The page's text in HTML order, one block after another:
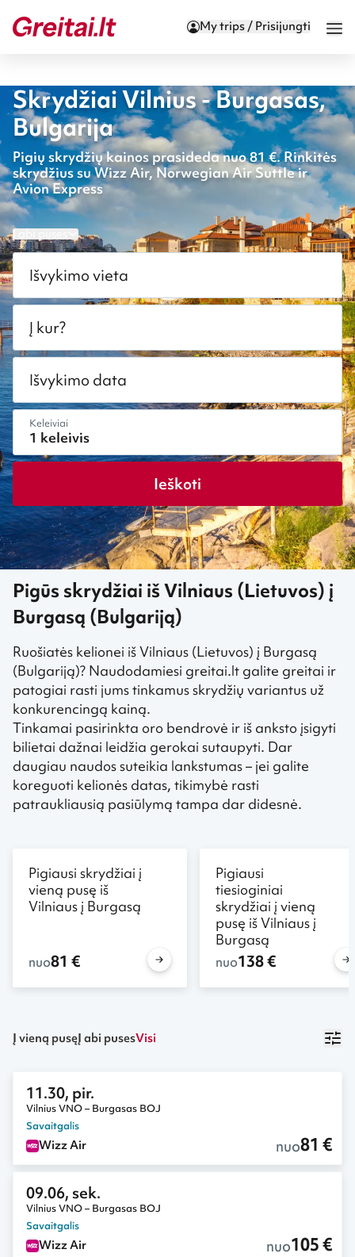
My trips / Prisijungti
Skrydžiai Vilnius - Burgasas,
Bulgarija
Pigių skrydžių kainos prasideda nuo 81 €. Rinkitės
skrydžius su Wizz Air, Norwegian Air Suttle ir
Avion Express
Į abi puses
Išvykimo vieta
Į kur?
Išvykimo data
Keleiviai
Ieškoti
Pigūs skrydžiai iš Vilniaus (Lietuvos) į
Burgasą (Bulgariją)
Ruošiatės kelionei iš Vilniaus (Lietuvos) į Burgasą
(Bulgariją)? Naudodamiesi greitai.lt galite greitai ir
patogiai rasti jums tinkamus skrydžių variantus už
konkurencingą kainą.
Tinkamai pasirinkta oro bendrovė ir iš anksto įsigyti
bilietai dažnai leidžia gerokai sutaupyti. Dar
daugiau naudos suteikia lankstumas – jei galite
koreguoti kelionės datas, tikimybė rasti
patraukliausią pasiūlymą tampa dar didesnė.
Pigiausi skrydžiai į
vieną pusę iš
Vilniaus į Burgasą
nuo81 €
Pigiausi
tiesioginiai
skrydžiai į vieną
pusę iš Vilniaus į
Burgasą
nuo138 €
Į vieną pusęĮ abi pusesVisi
11.30, pir.
Vilnius VNO – Burgasas BOJ
Savaitgalis
Wizz Air nuo81 €
09.06, sek.
Vilnius VNO – Burgasas BOJ
Savaitgalis
Wizz Air nuo105 €